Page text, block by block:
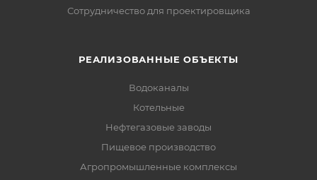
Сотрудничество для проектировщика
РЕАЛИЗОВАННЫЕ ОБЪЕКТЫ
Водоканалы
Котельные
Нефтегазовые заводы
Пищевое производство
Агропромышленные комплексы